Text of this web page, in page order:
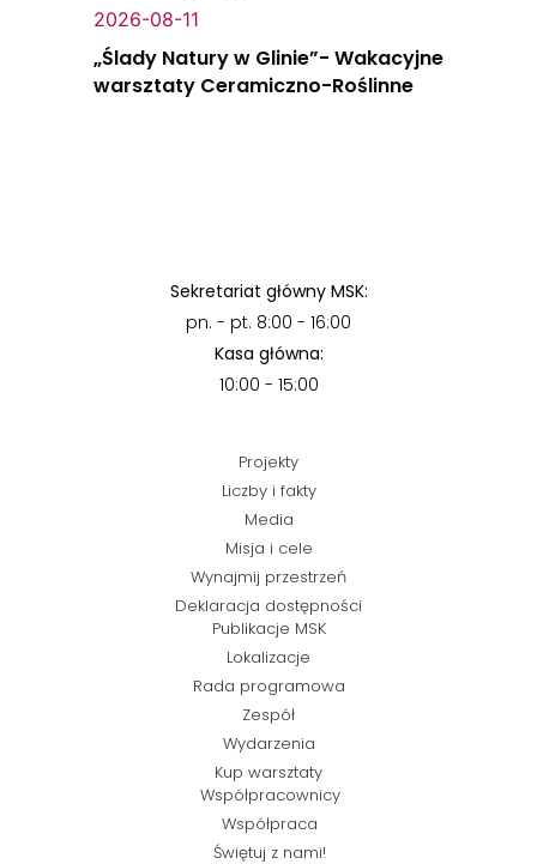
2026-08-11
„Ślady Natury w Glinie”- Wakacyjne
warsztaty Ceramiczno-Roślinne
Sekretariat główny MSK:
pn. - pt. 8:00 - 16:00
Kasa główna:
10:00 - 15:00
Projekty
Liczby i fakty
Media
Misja i cele
Wynajmij przestrzeń
Deklaracja dostępności
Publikacje MSK
Lokalizacje
Rada programowa
Zespół
Wydarzenia
Kup warsztaty
Współpracownicy
Współpraca
Świętuj z nami!